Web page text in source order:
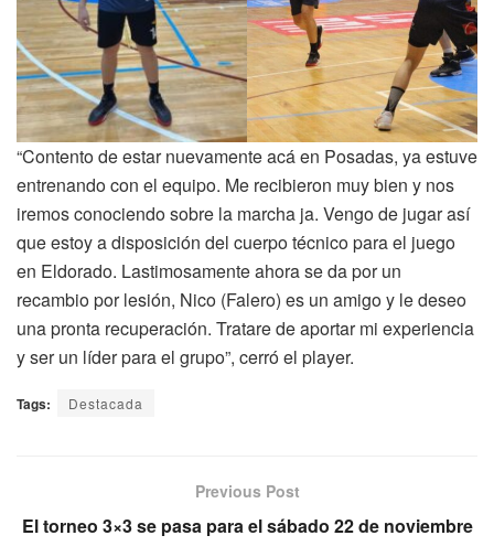
“Contento de estar nuevamente acá en Posadas, ya estuve
entrenando con el equipo. Me recibieron muy bien y nos
iremos conociendo sobre la marcha ja. Vengo de jugar así
que estoy a disposición del cuerpo técnico para el juego
en Eldorado. Lastimosamente ahora se da por un
recambio por lesión, Nico (Falero) es un amigo y le deseo
una pronta recuperación. Tratare de aportar mi experiencia
y ser un líder para el grupo”, cerró el player.
Tags: Destacada
Previous Post
El torneo 3×3 se pasa para el sábado 22 de noviembre